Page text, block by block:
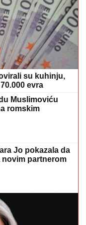
su kuhinju,
evra
Muslimoviću
romskim
Jo pokazala da
novim partnerom